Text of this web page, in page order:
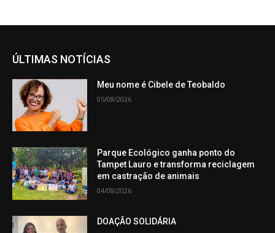
ÚLTIMAS NOTÍCIAS
Meu nome é Cibele de Teobaldo
05/08/2026
Parque Ecológico ganha ponto do
Tampet Lauro e transforma reciclagem
em castração de animais
04/08/2026
DOAÇÃO SOLIDÁRIA